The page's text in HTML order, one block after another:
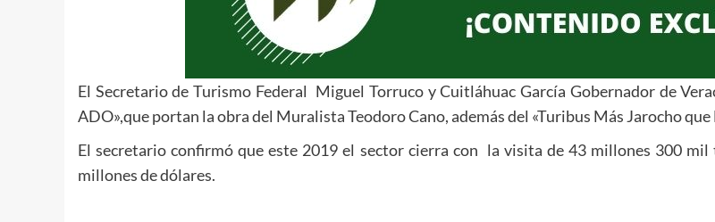
El Secretario de Turismo Federal Miguel Torruco y Cuitláhuac García Gobernador de
ADO»,que portan la obra del Muralista Teodoro Cano, además del «Turibus Más Jarocho
El secretario confirmó que este 2019 el sector cierra con la visita de 43 millones 300
millones de dólares.